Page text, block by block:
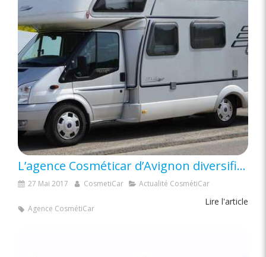
L’agence Cosméticar d’Avignon diversifie son activité
27 Mai 2017 CosmetiCar Actualité CosmétiCar
Lire l'article
Agence CosmétiCar